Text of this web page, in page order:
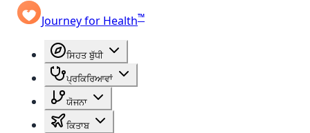
Journey for Health™
ਸਿਹਤ ਬੁੱਧੀ
ਪ੍ਰਕਿਰਿਆਵਾਂ
ਯੋਜਨਾ
ਕਿਤਾਬ